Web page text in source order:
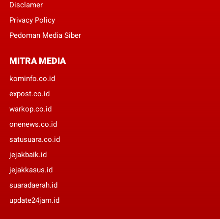
Disclamer
Privacy Policy
Pedoman Media Siber
MITRA MEDIA
kominfo.co.id
expost.co.id
warkop.co.id
onenews.co.id
satusuara.co.id
jejakbaik.id
jejakkasus.id
suaradaerah.id
update24jam.id